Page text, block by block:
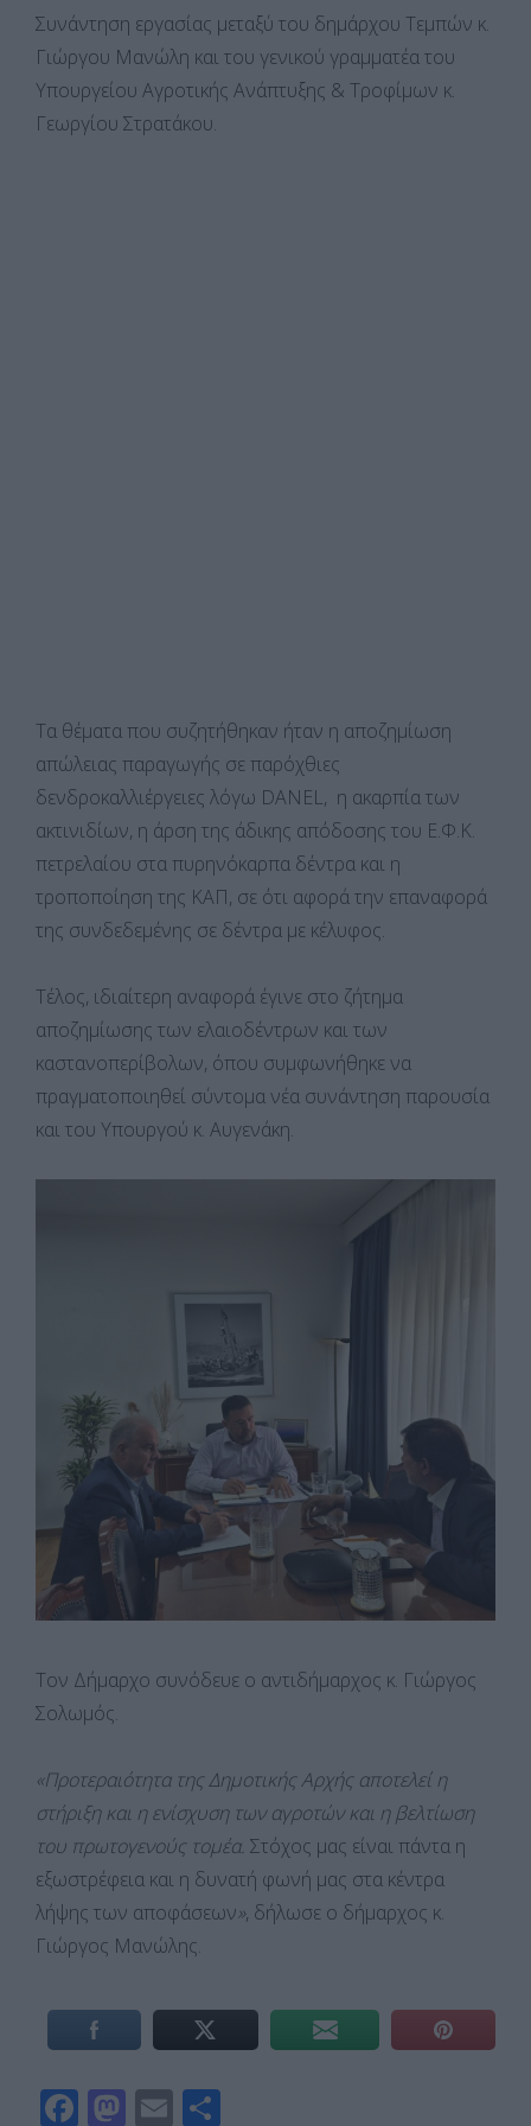
Συνάντηση εργασίας μεταξύ του δημάρχου Τεμπών κ.
Γιώργου Μανώλη και του γενικού γραμματέα του
Υπουργείου Αγροτικής Ανάπτυξης & Τροφίμων κ.
Γεωργίου Στρατάκου.
Τα θέματα που συζητήθηκαν ήταν η αποζημίωση
απώλειας παραγωγής σε παρόχθιες
δενδροκαλλιέργειες λόγω DANEL, η ακαρπία των
ακτινιδίων, η άρση της άδικης απόδοσης του Ε.Φ.Κ.
πετρελαίου στα πυρηνόκαρπα δέντρα και η
τροποποίηση της ΚΑΠ, σε ότι αφορά την επαναφορά
της συνδεδεμένης σε δέντρα με κέλυφος.
Τέλος, ιδιαίτερη αναφορά έγινε στο ζήτημα
αποζημίωσης των ελαιοδέντρων και των
καστανοπερίβολων, όπου συμφωνήθηκε να
πραγματοποιηθεί σύντομα νέα συνάντηση παρουσία
και του Υπουργού κ. Αυγενάκη.
Τον Δήμαρχο συνόδευε ο αντιδήμαρχος κ. Γιώργος
Σολωμός.
«Προτεραιότητα της Δημοτικής Αρχής αποτελεί η
στήριξη και η ενίσχυση των αγροτών και η βελτίωση
του πρωτογενούς τομέα. Στόχος μας είναι πάντα η
εξωστρέφεια και η δυνατή φωνή μας στα κέντρα
λήψης των αποφάσεων», δήλωσε ο δήμαρχος κ.
Γιώργος Μανώλης.
F M E